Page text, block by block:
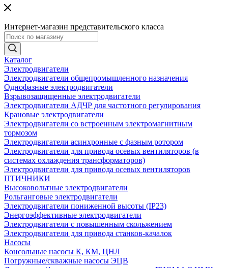
Интернет-магазин представительского класса
Каталог
Электродвигатели
Электродвигатели общепромышленного назначения
Однофазные электродвигатели
Взрывозащищенные электродвигатели
Электродвигатели АДЧР для частотного регулирования
Крановые электродвигатели
Электродвигатели со встроенным электромагнитным
тормозом
Электродвигатели асинхронные с фазным ротором
Электродвигатели для привода осевых вентиляторов (в
системах охлаждения трансформаторов)
Электродвигатели для привода осевых вентиляторов
ПТИЧНИКИ
Высоковольтные электродвигатели
Рольганговые электродвигатели
Электродвигатели пониженной высоты (IP23)
Энергоэффективные электродвигатели
Электродвигатели с повышенным скольжением
Электродвигатели для привода станков-качалок
Насосы
Консольные насосы К, КМ, ЦНЛ
Погружные/скважные насосы ЭЦВ